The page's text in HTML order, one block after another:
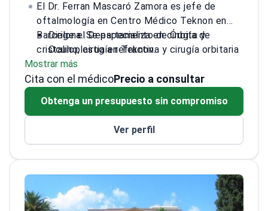
El Dr. Ferran Mascaró Zamora es jefe de
oftalmología en Centro Médico Teknon en
Barcelona. Se especializa en cirugía de
cristalino, cirugía refractiva y cirugía orbitaria
compleja. El Dr. Mascaró Zamora es un
experto reconocido en oculoplastia y
su doctorado en la Universidad Autónoma de
Dirige el Departamento de Órbita y
Oculoplastia en Teknon.
Especialista acreditado en tumores
orbitarios y cirugía de descompresión para
Coautor de tres libros sobre oftalmología y
revistas especializadas.
Mostrar más
Cita con el médicoPrecio a consultar
Obtenga un presupuesto sin compromiso
Ver perfil